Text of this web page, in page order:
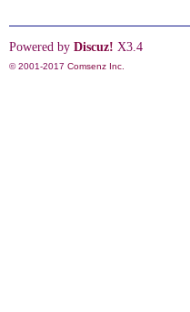
Powered by Discuz! X3.4
© 2001-2017 Comsenz Inc.